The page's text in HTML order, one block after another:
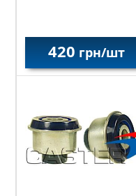
420 грн/шт